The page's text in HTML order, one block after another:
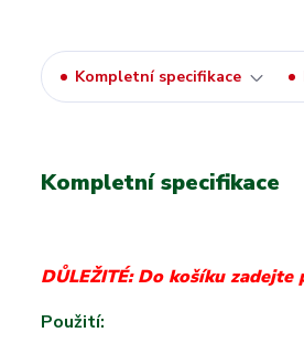
Kompletní specifikace
Kompletní specifikace
DŮLEŽITÉ: Do košíku
Použití: